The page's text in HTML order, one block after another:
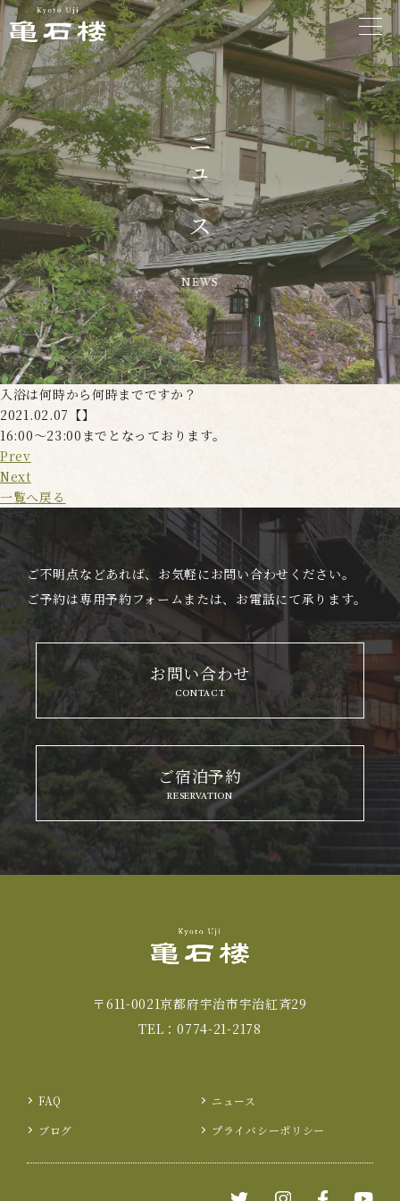
ニ
ュ
ー
ス
NEWS
入浴は何時から何時までですか？
2021.02.07【】
16:00〜23:00までとなっております。
Prev
Next
一覧へ戻る
ご不明点などあれば、お気軽にお問い合わせください。
ご予約は専用予約フォームまたは、お電話にて承ります。
お問い合わせ
CONTACT
ご宿泊予約
RESERVATION
〒611-0021京都府宇治市宇治紅斉29
TEL：0774-21-2178
FAQ
ニュース
ブログ
プライバシーポリシー